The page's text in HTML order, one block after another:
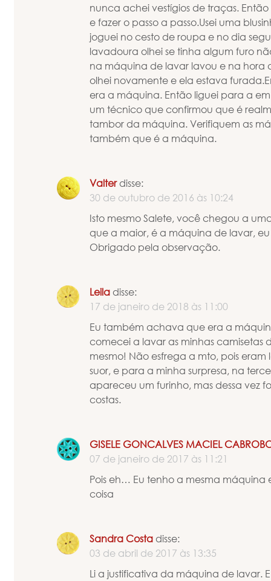
nunca achei vestígios de traças.
e fazer o passo a passo.Usei uma
joguei no cesto de roupa e no dia
lavadoura olhei se tinha algum furo
na máquina de lavar lavou e na hora
olhei novamente e ela estava
era a máquina. Então liguei para a
um técnico que confirmou que é
tambor da máquina. Verifiquem as
também que é a máquina.
Valterdisse:
30 de outubro de 2016 às 10:24
Isto mesmo Salete, você chegou a
que a maior, é a máquina de lavar,
Obrigado pela observação.
Leila disse:
17 de janeiro de 2018 às 11:00
Eu também achava que era a
comecei a lavar as minhas camisetas
mesmo! Não esfrega a mto, pois
suor, e para a minha surpresa, na
apareceu um furinho, mas dessa vez
costas.
GISELE GONCALVES MACIEL
07 de janeiro de 2017 às 11:21
Pois eh… Eu tenho a mesma
coisa
Sandra Costa disse:
03 de abril de 2017 às 13:35
Li a justificativa da máquina de lavar.